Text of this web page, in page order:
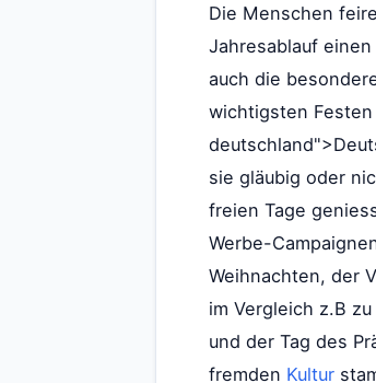
Die Menschen
Jahresablauf
auch die
wichtigsten
sie gläubig oder
freien Tage
Werbe-
Weihnachten, der
im Vergleich z.B
und der Tag des
fremden Kultur